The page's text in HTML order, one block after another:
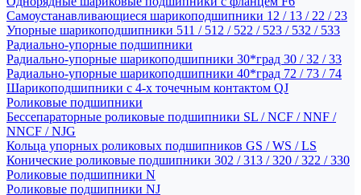
Самоустанавливающиеся шарикоподшипники 12 / 13 / 22 / 23
Упорные шарикоподшипники 511 / 512 / 522 / 523 / 532 / 533
Радиально-упорные подшипники
Радиально-упорные шарикоподшипники 30*град 30 / 32 / 33
Радиально-упорные шарикоподшипники 40*град 72 / 73 / 74
Шарикоподшипники с 4-х точечным контактом QJ
Роликовые подшипники
Бессепараторные роликовые подшипники SL / NCF / NNF /
NNCF / NJG
Кольца упорных роликовых подшипников GS / WS / LS
Конические роликовые подшипники 302 / 313 / 320 / 322 / 330
Роликовые подшипники N
Роликовые подшипники NJ